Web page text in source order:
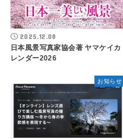
2025.12.08
日本風景写真家協会著 ヤマケイカ
レンダー2026
お知らせ